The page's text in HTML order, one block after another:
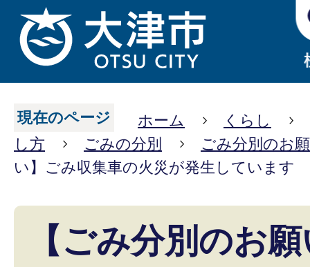
現在のページ ホーム
くらし
し方
ごみの分別
ごみ分別のお
い】ごみ収集車の火災が発生しています
【ごみ分別のお